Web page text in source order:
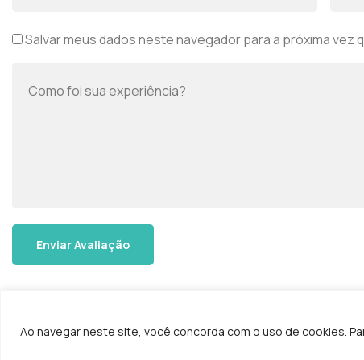
Ao navegar neste site, você concorda com o uso de cookies.
Salvar meus dados neste navegador para a próxima vez